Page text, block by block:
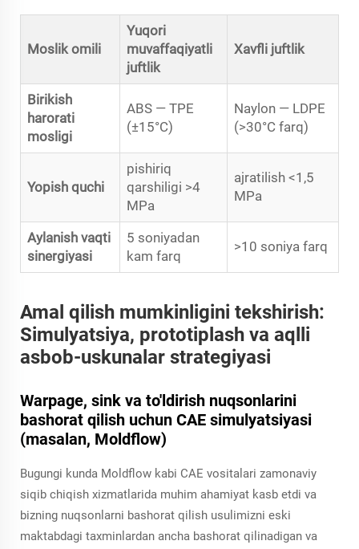
Moslik omili
Yuqori
muvaffaqiyatli
juftlik
Xavfli juftlik
Birikish
harorati
mosligi
ABS — TPE
(±15°C)
Naylon — LDPE
(>30°C farq)
Yopish quchi
pishiriq
qarshiligi >4
MPa
ajratilish <1,5
MPa
Aylanish vaqti
sinergiyasi
5 soniyadan
kam farq
>10 soniya farq
Amal qilish mumkinligini tekshirish:
Simulyatsiya, prototiplash va aqlli
asbob-uskunalar strategiyasi
Warpage, sink va to'ldirish nuqsonlarini
bashorat qilish uchun CAE simulyatsiyasi
(masalan, Moldflow)
Bugungi kunda Moldflow kabi CAE vositalari zamonaviy
siqib chiqish xizmatlarida muhim ahamiyat kasb etdi va
bizning nuqsonlarni bashorat qilish usulimizni eski
maktabdagi taxminlardan ancha bashorat qilinadigan va